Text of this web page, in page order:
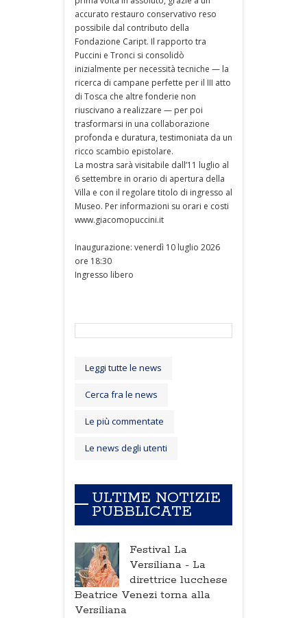
accurato restauro conservativo reso
possibile dal contributo della
Fondazione Caript. Il rapporto tra
Puccini e Tronci si consolidò
inizialmente per necessità tecniche — la
ricerca di campane perfette per il III atto
di Tosca che altre fonderie non
riuscivano a realizzare — per poi
trasformarsi in una collaborazione
profonda e duratura, testimoniata da un
ricco scambio epistolare.
La mostra sarà visitabile dall’11 luglio al
6 settembre in orario di apertura della
Villa e con il regolare titolo di ingresso al
Museo. Per informazioni su orari e costi
www.giacomopuccini.it
Inaugurazione: venerdì 10 luglio 2026
ore 18:30
Ingresso libero
Leggi tutte le news
Cerca fra le news
Le più commentate
Le news degli utenti
ULTIME NOTIZIE
PUBBLICATE
Festival La
Versiliana - La
direttrice lucchese
Beatrice Venezi torna alla
Versiliana